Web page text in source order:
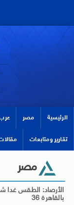
الرئيسية مصر
تقارير ومتابعات
مصر
الأرصاد: الطقس غدا
بالقاهرة 36